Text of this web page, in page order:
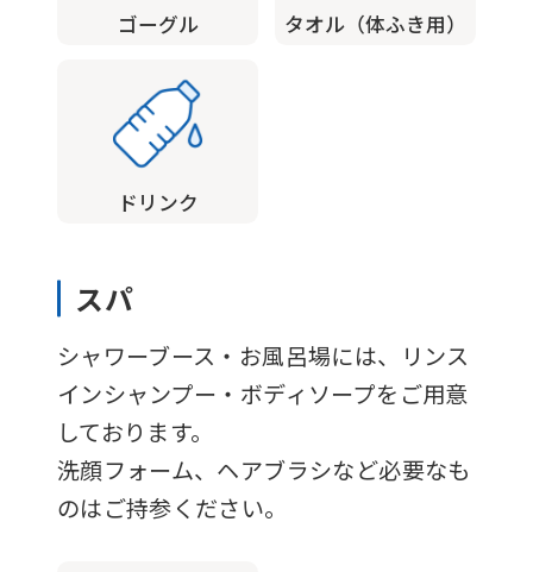
ゴーグル タオル（体ふき用）
ドリンク
スパ
シャワーブース・お風呂場には、リンス
インシャンプー・ボディソープをご用意
しております。
洗顔フォーム、ヘアブラシなど必要なも
のはご持参ください。
ask
service.